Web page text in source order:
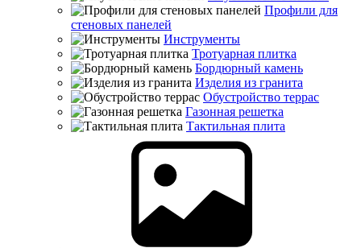
Профили для
стеновых панелей
Инструменты
Тротуарная плитка
Бордюрный камень
Изделия из гранита
Обустройство террас
Газонная решетка
Тактильная плита